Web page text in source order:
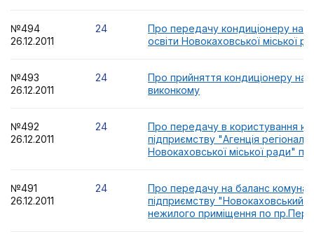
№494
26.12.2011
24
Про передачу кондиціонеру на
освіти Новокаховської міської
№493
26.12.2011
24
Про прийняття кондиціонеру на
виконкому
№492
26.12.2011
24
Про передачу в користування
підприємству "Агенція
Новокаховської міської ради"
№491
26.12.2011
24
Про передачу на баланс
підприємству "Новокаховський
нежилого приміщення по